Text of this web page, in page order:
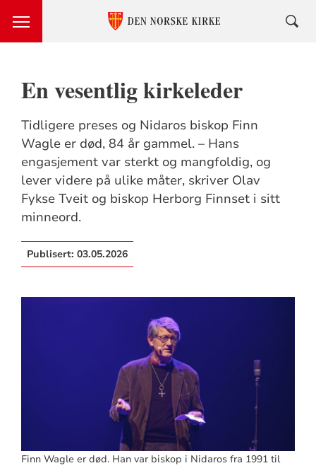
En vesentlig kirkeleder
Tidligere preses og Nidaros biskop Finn
Wagle er død, 84 år gammel. – Hans
engasjement var sterkt og mangfoldig, og
lever videre på ulike måter, skriver Olav
Fykse Tveit og biskop Herborg Finnset i sitt
minneord.
Publisert: 03.05.2026
Finn Wagle er død. Han var biskop i Nidaros fra 1991 til